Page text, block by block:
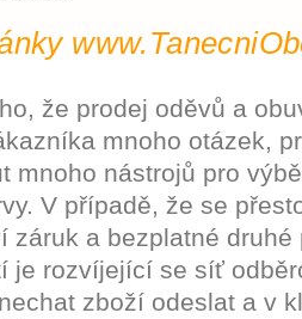
že prodej oděvů a
mnoho otázek,
mnoho nástrojů pro
V případě, že se
záruk a bezplatné
je rozvíjející se síť
zboží odeslat a v